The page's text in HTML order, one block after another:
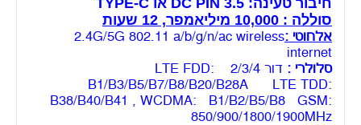
סוללה : 10,000 מיליאמפר, 12 שעות
אלחוטי :2.4G/5G 802.11 a/b/g/n/ac wireless
internet
סלולרי :
דור 2/3/4 LTE FDD:
B1/B3/B5/B7/B8/B20/B28A LTE TDD:
B38/B40/B41 , WCDMA: B1/B2/B5/B8 GSM:
850/900/1800/1900MHz